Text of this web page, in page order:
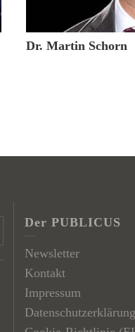
20.
Dr. Martin Schorn
Der PUBLICUS
Newsletter
Kontakt
Impressum
Datenschutzerklärung